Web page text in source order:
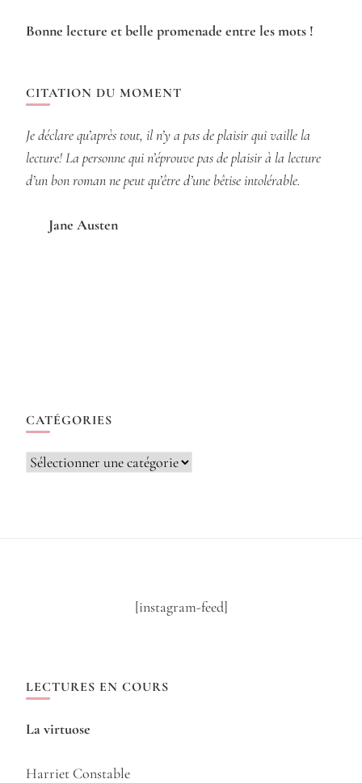
Bonne lecture et belle promenade entre les mots !
CITATION DU MOMENT
Je déclare qu’après tout, il n’y a pas de plaisir qui vaille la
lecture! La personne qui n’éprouve pas de plaisir à la lecture
d’un bon roman ne peut qu’être d’une bêtise intolérable.
Jane Austen
CATÉGORIES
Catégories
[instagram-feed]
LECTURES EN COURS
La virtuose
Harriet Constable